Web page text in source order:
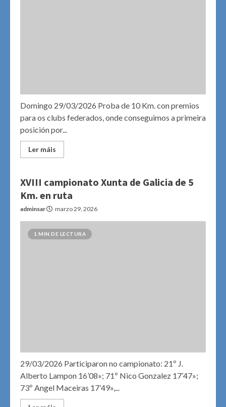
Domingo 29/03/2026 Proba de 10 Km. con premios
para os clubs federados, onde conseguimos a primeira
posición por...
Ler máis
XVIII campionato Xunta de Galicia de 5
Km. en ruta
adminsar marzo 29, 2026
1 MIN DE LECTURA
29/03/2026 Participaron no campionato: 21º J.
Alberto Lampon 16’08»; 71º Nico Gonzalez 17’47»;
73º Angel Maceiras 17’49»,...